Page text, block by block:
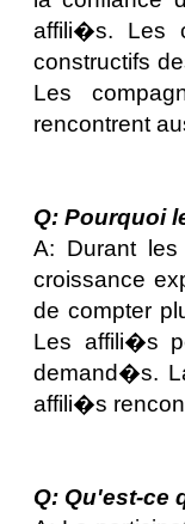
affili�s. Les
constructifs
Les
rencontrent
Q: Pourquoi
A: Durant
croissance
de compter
Les affili�s
demand�s.
affili�s
Q: Qu'est-ce